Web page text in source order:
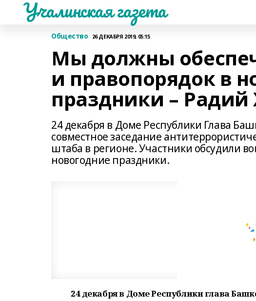
Учалинская газета
Общество 26 ДЕКАБРЯ 2019, 05:15
Мы должны
и правопорядок в
праздники – Радий
24 декабря в Доме Республики Глава
совместное заседание
штаба в регионе. Участники обсудили
новогодние праздники.
24 декабря в Доме Республики глава